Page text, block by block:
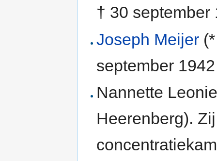
† 30 september
Joseph Meijer
september
Nannette
Heerenberg).